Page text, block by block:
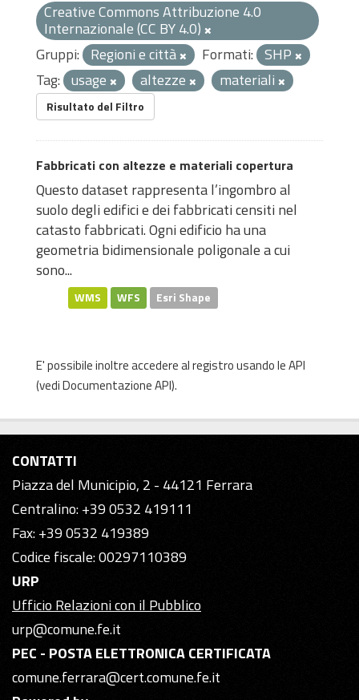
Creative Commons Attribuzione 4.0
Internazionale (CC BY 4.0)
Gruppi: Regioni e città Formati: SHP
Tag: usage altezze materiali
Risultato del Filtro
Fabbricati con altezze e materiali copertura
Questo dataset rappresenta l’ingombro al
suolo degli edifici e dei fabbricati censiti nel
catasto fabbricati. Ogni edificio ha una
geometria bidimensionale poligonale a cui
sono...
WMS WFS Esri Shape
E' possibile inoltre accedere al registro usando leAPI
(vediDocumentazione API).
CONTATTI
Piazza del Municipio, 2 - 44121 Ferrara
Centralino: +39 0532 419111
Fax: +39 0532 419389
Codice fiscale: 00297110389
URP
Ufficio Relazioni con il Pubblico
urp@comune.fe.it
PEC - POSTA ELETTRONICA CERTIFICATA
comune.ferrara@cert.comune.fe.it